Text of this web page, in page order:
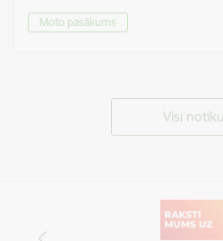
Moto pasākums
Visi